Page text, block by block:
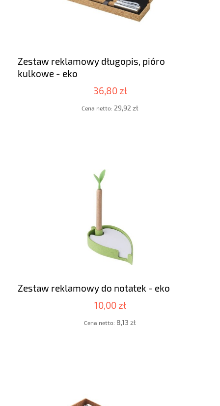
Zestaw reklamowy długopis, pióro
kulkowe - eko
36,80 zł
Cena netto: 29,92 zł
Zestaw reklamowy do notatek - eko
10,00 zł
Cena netto: 8,13 zł